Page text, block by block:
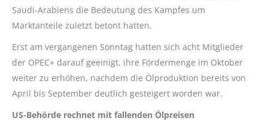
Saudi-Arabiens die Bedeutung des Kampfes um
Marktanteile zuletzt betont hatten.
Erst am vergangenen Sonntag hatten sich acht Mitglieder
der OPEC+ darauf geeinigt, ihre Fördermenge im Oktober
weiter zu erhöhen, nachdem die Ölproduktion bereits von
April bis September deutlich gesteigert worden war.
US-Behörde rechnet mit fallenden Ölpreisen